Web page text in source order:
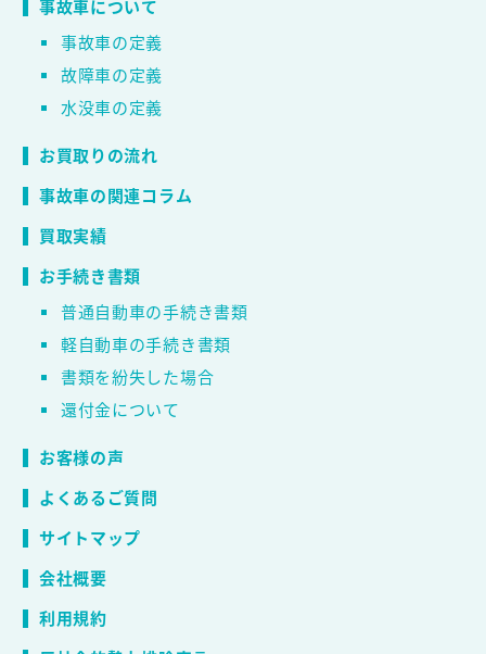
事故車について
事故車の定義
故障車の定義
水没車の定義
お買取りの流れ
事故車の関連コラム
買取実績
お手続き書類
普通自動車の手続き書類
軽自動車の手続き書類
書類を紛失した場合
還付金について
お客様の声
よくあるご質問
サイトマップ
会社概要
利用規約